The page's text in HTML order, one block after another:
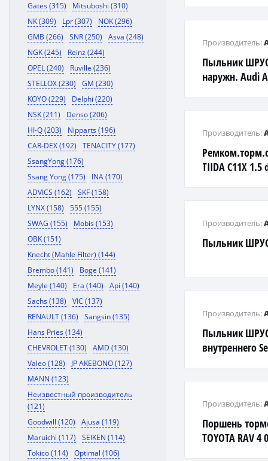
Gates (315)
Mitsuboshi (310)
NK (309)
Lpr (307)
NOK (296)
GMB (266)
SNR (250)
Asva (248)
NGK (245)
Reinz (244)
OPEL (240)
Ruville (236)
STELLOX (230)
GM (230)
KOYO (229)
Delphi (220)
NSK (211)
Denso (206)
HI-Q (203)
Nipparts (196)
CAR-DEX (192)
TENACITY (177)
SsangYong (176)
Ssang Yong (175)
INA (170)
ADVICS (162)
SKF (158)
LYNX (158)
555 (155)
SWAG (155)
Mobis (153)
OBK (151)
Knecht (Mahle Filter) (144)
Brembo (141)
Boge (141)
Meyle (140)
Era (140)
Api (140)
Sachs (138)
VIC (137)
RENAULT (136)
Sangsin (135)
Hans Pries (134)
CHEVROLET (130)
AMD (130)
Valeo (128)
JP AKEBONO (127)
MANN (123)
Неизвестный производитель
(121)
Goodwill (120)
Ajusa (119)
Maruichi (117)
SEIKEN (114)
Tokico (114)
Optimal (106)
Пыльник
наружн. Audi
Производитель:
TIIDA C11X 1.5
Производитель:
Пыльник
Производитель:
Пыльник
внутреннего
Производитель:
Поршень
TOYOTA RAV 4
Производитель: